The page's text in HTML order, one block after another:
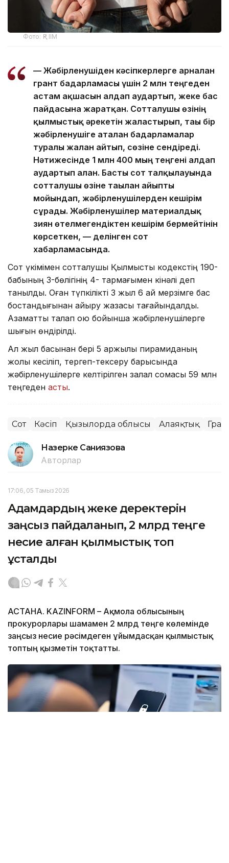
Фото: ҚР ІІМ
— Жәбірленушіден кәсіпкерлерге арналған
грант бағдарламасы үшін 2 млн теңгеден
астам ақшасын алдап аудартып, жеке бас
пайдасына жаратқан. Сотталушы өзінің
қылмыстық әрекетін жалғастырып, тағы бір
жәбірленушіге аталған бағдарламалар
туралы жалған айтып, сөзіне сендіреді.
Нәтижесінде 1 млн 400 мың теңгені алдап
аудартып алған. Басты сот талқылауында
сотталушы өзіне тағылған айыпты
мойындап, жәбірленушілерден кешірім
сұрады. Жәбірленушілер материалдық
зиян өтелмегендіктен кешірім бермейтінін
көрсеткен, — делінген сот
хабарламасында.
Сот үкімімен сотталушы Қылмыстық кодекстің 190-
бабының 3-бөлігінің 4- тармағымен кінәлі деп
танылды. Оған түпкілікті 3 жыл 6 ай мерзімге бас
бостандығынан айыру жазасы тағайындалды.
Азаматтық талап қою бойынша жәбірленушілерге
шығын өндірілді.
Ал жыл басынан бері 5 қаржылық пирамиданың
жолы кесіліп, тергеп-тексеру барысында
жәбірленушілерге келтірілген залал сомасы 59 млн
теңгеден асты.
Сот Кәсіп Қызылорда облысы Алаяқтық
Назерке Саниязова
Авторлар
17:06, 05 Тамыз 2026
Адамдардың жеке деректерін
заңсыз пайдаланып, 2 млрд теңге
несие алған қылмыстық топ
ұсталды
АСТАНА. KAZINFORM – Ақмола облысының
прокурорлары шамамен 2 млрд теңге көлемінде
заңсыз несие рәсімдеген ұйымдасқан қылмыстық
топтың қызметін тоқтатты.